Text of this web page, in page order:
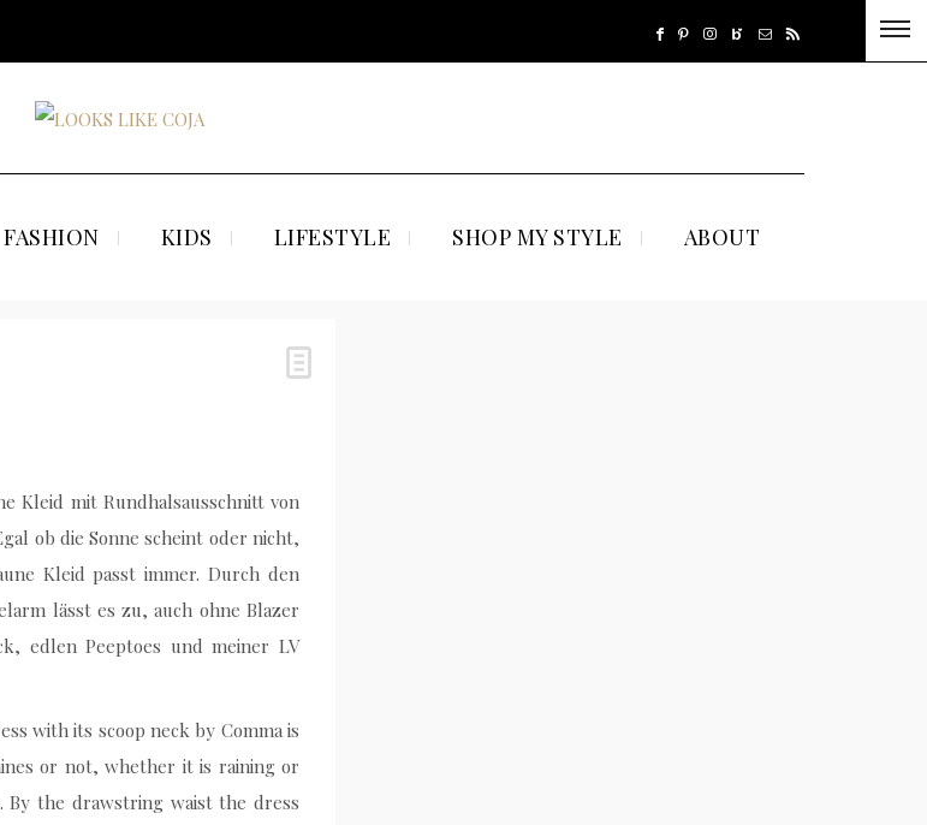
FASHION KIDS LIFESTYLE SHOP MY STYLE ABOUT
Kleid mit Rundhalsausschnitt von
ob die Sonne scheint oder nicht,
Kleid passt immer. Durch den
lässt es zu, auch ohne Blazer
edlen Peeptoes und meiner LV
with its scoop neck by Comma is
or not, whether it is raining or
the drawstring waist the dress